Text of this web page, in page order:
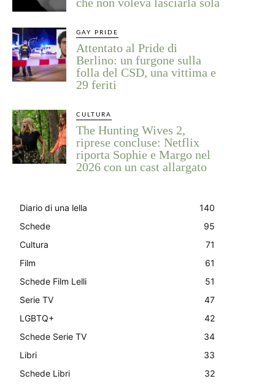
GAY PRIDE
Attentato al Pride di
Berlino: un furgone sulla
folla del CSD, una vittima e
29 feriti
CULTURA
The Hunting Wives 2,
riprese concluse: Netflix
riporta Sophie e Margo nel
2026 con un cast allargato
Diario di una lella
140
Schede
95
Cultura
71
Film
61
Schede Film Lelli
51
Serie TV
47
LGBTQ+
42
Schede Serie TV
34
Libri
33
Schede Libri
32